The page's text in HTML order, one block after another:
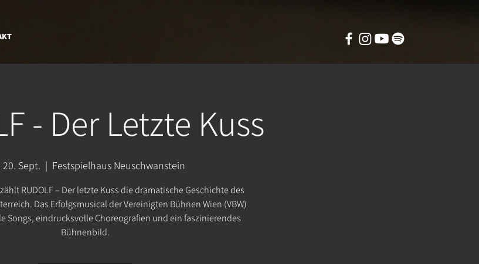
- Der Letzte Kuss
20. Sept.
  |
Festspielhaus Neuschwanstein
RUDOLF – Der letzte Kuss die dramatische Geschichte des
Das Erfolgsmusical der Vereinigten Bühnen Wien (VBW)
Songs, eindrucksvolle Choreografien und ein faszinierendes
Bühnenbild.